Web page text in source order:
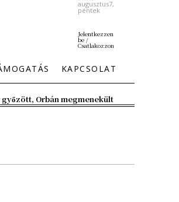
augusztus7,
péntek
Jelentkezzen
be /
Csatlakozzon
KAPCSOLAT
Orbán megmenekült